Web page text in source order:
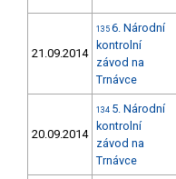
21.09.2014
135 6. Národní
kontrolní
závod na
Trnávce
20.09.2014
134 5. Národní
kontrolní
závod na
Trnávce